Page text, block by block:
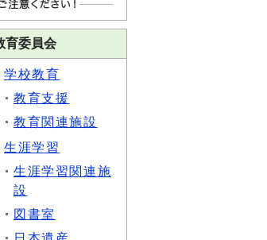
育委員会
学校教育
教育支援
教育関連施設
生涯学習
生涯学習関連施
設
図書室